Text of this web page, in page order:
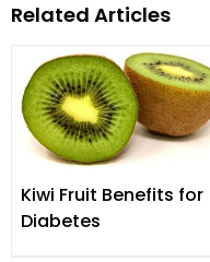
Related Articles
Kiwi Fruit Benefits for
Diabetes